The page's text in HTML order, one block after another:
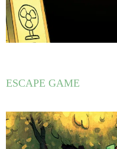
ESCAPE GAME